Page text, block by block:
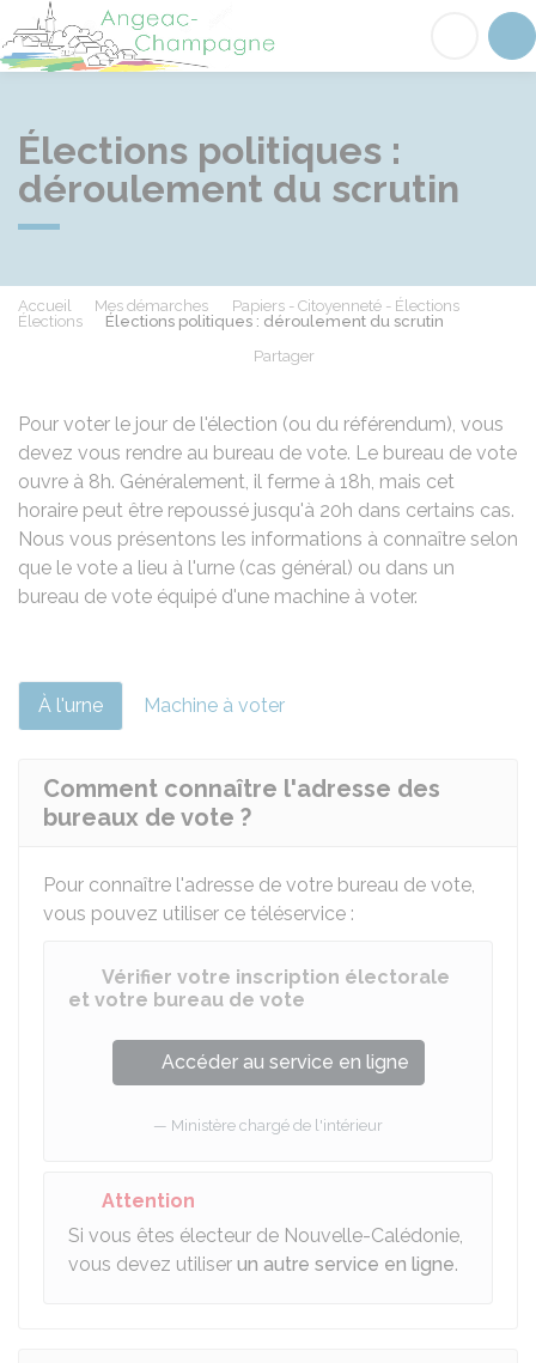
Angeac-Champagne
Élections politiques :
déroulement du scrutin
Accueil Mes démarches
Papiers - Citoyenneté - Élections
Élections
Élections politiques : déroulement du scrutin
Partager
Pour voter le jour de l'élection (ou du référendum), vous
devez vous rendre au bureau de vote. Le bureau de vote
ouvre à 8h. Généralement, il ferme à 18h, mais cet
horaire peut être repoussé jusqu'à 20h dans certains cas.
Nous vous présentons les informations à connaître selon
que le vote a lieu à l'urne (cas général) ou dans un
bureau de vote équipé d'une machine à voter.
À l'urne Machine à voter
Comment connaître l'adresse des
bureaux de vote ?
Pour connaître l'adresse de votre bureau de vote,
vous pouvez utiliser ce téléservice :
Vérifier votre inscription électorale
et votre bureau de vote
Accéder au service en ligne
Ministère chargé de l'intérieur
Attention
Si vous êtes électeur de Nouvelle-Calédonie,
vous devez utiliser un autre service en ligne.